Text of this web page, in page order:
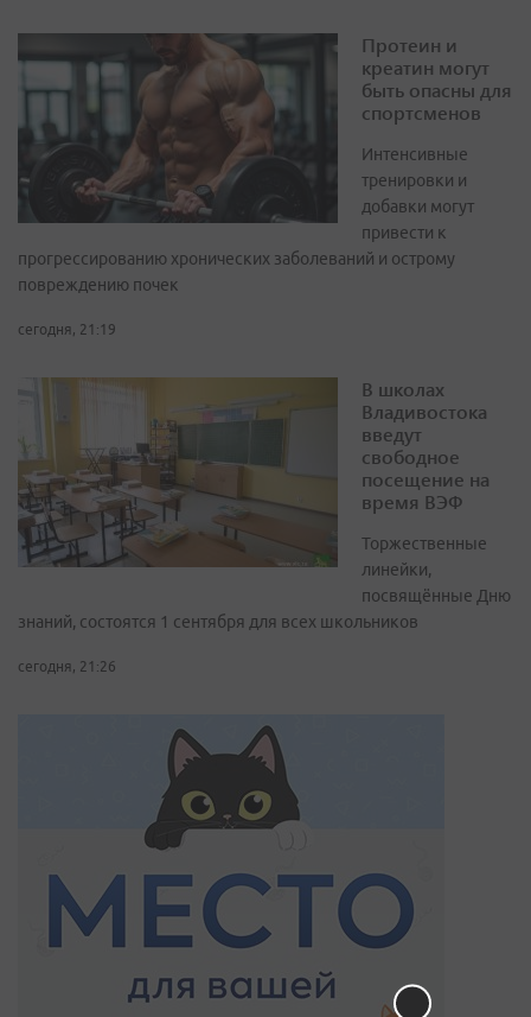
Протеин и
креатин могут
быть опасны для
спортсменов
Интенсивные
тренировки и
добавки могут
привести к
прогрессированию хронических заболеваний и острому
повреждению почек
сегодня, 21:19
В школах
Владивостока
введут
свободное
посещение на
время ВЭФ
Торжественные
линейки,
посвящённые Дню
знаний, состоятся 1 сентября для всех школьников
сегодня, 21:26